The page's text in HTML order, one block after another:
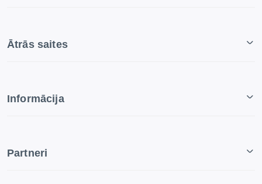
Ātrās saites
Informācija
Partneri